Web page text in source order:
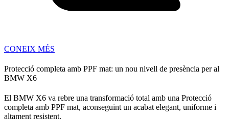
CONEIX MÉS
Protecció completa amb PPF mat: un nou nivell de presència per al
BMW X6
El BMW X6 va rebre una transformació total amb una Protecció
completa amb PPF mat, aconseguint un acabat elegant, uniforme i
altament resistent.